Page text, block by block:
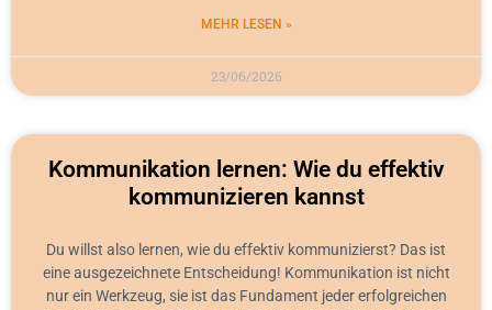
MEHR LESEN »
23/06/2026
Kommunikation lernen: Wie du effektiv
kommunizieren kannst
Du willst also lernen, wie du effektiv kommunizierst? Das ist
eine ausgezeichnete Entscheidung! Kommunikation ist nicht
nur ein Werkzeug, sie ist das Fundament jeder erfolgreichen